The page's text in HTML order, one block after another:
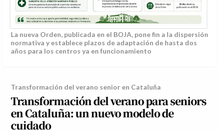
La nueva Orden, publicada en el BOJA, pone fin a la dispersión
normativa y establece plazos de adaptación de hasta dos
años para los centros ya en funcionamiento
Transformación del verano senior en Cataluña
Transformación del verano para seniors
en Cataluña: un nuevo modelo de
cuidado